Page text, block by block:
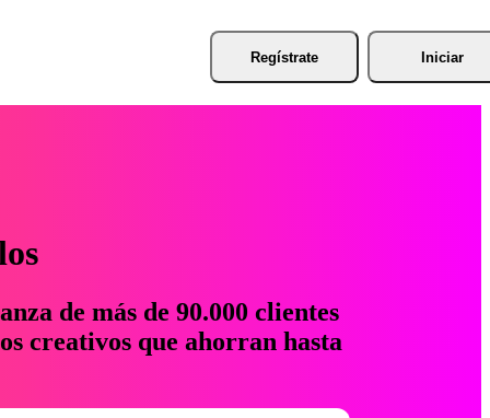
Regístrate Iniciar
de más de 90.000 clientes
creativos que ahorran hasta